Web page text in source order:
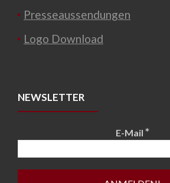
Presseaussendungen
Logo Download
NEWSLETTER
E-Mail *